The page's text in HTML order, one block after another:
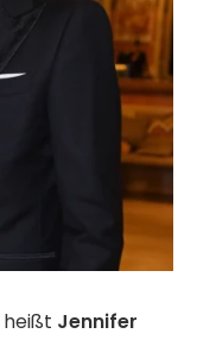
heißt Jennifer